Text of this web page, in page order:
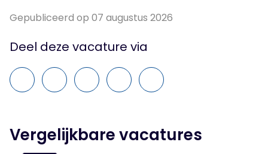
Gepubliceerd op 07 augustus 2026
Deel deze vacature via
Vergelijkbare vacatures